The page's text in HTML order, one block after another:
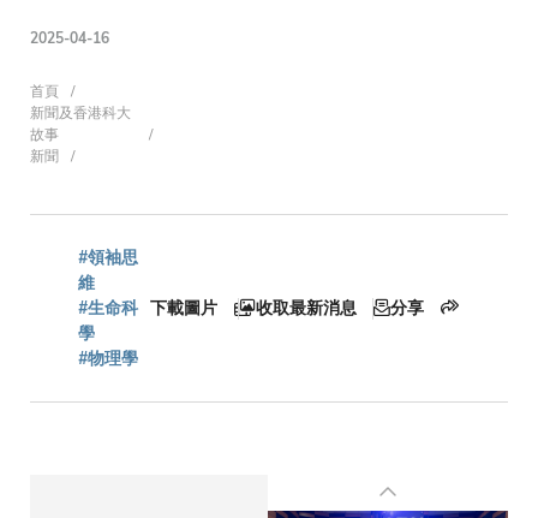
2025-04-16
導
航
連
結
首頁
新聞及香港科大
故事
新聞
#領袖思
維
#生命科
學
#物理學
下載圖片 收取最新消息 分享